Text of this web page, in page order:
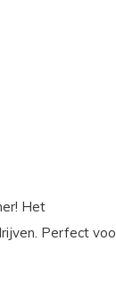
Het
Perfect